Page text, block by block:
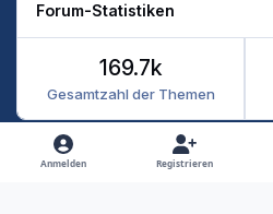
Forum-Statistiken
Gesamtzahl der Themen
169.7k
Heller Modus
Dunkler Modus
Systemeinstellung
Anmelden Registrieren